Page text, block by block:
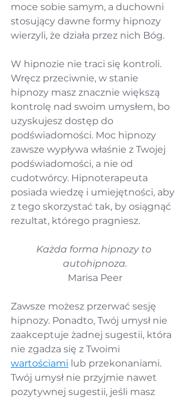
moce sobie samym, a duchowni
stosujący dawne formy hipnozy
wierzyli, że działa przez nich Bóg.
W hipnozie nie traci się kontroli.
Wręcz przeciwnie, w stanie
hipnozy masz znacznie większą
kontrolę nad swoim umysłem, bo
uzyskujesz dostęp do
podświadomości. Moc hipnozy
zawsze wypływa właśnie z Twojej
podświadomości, a nie od
cudotwórcy. Hipnoterapeuta
posiada wiedzę i umiejętności, aby
z tego skorzystać tak, by osiągnąć
rezultat, którego pragniesz.
Każda forma hipnozy to
autohipnoza.
Marisa Peer
Zawsze możesz przerwać sesję
hipnozy. Ponadto, Twój umysł nie
zaakceptuje żadnej sugestii, która
nie zgadza się z Twoimi
wartościami lub przekonaniami.
Twój umysł nie przyjmie nawet
pozytywnej sugestii, jeśli masz